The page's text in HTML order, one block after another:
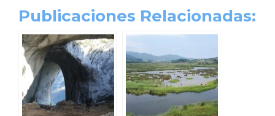
Publicaciones Relacionadas: